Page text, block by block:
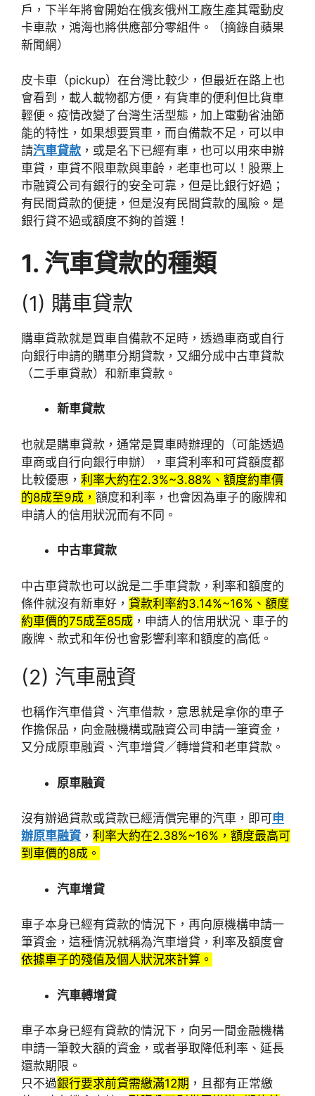
戶，下半年將會開始在俄亥俄州工廠生產其電動皮
卡車款，鴻海也將供應部分零組件。（摘錄自蘋果
新聞網）
皮卡車（pickup）在台灣比較少，但最近在路上也
會看到，載人載物都方便，有貨車的便利但比貨車
輕便。疫情改變了台灣生活型態，加上電動省油節
能的特性，如果想要買車，而自備款不足，可以申
請汽車貸款 ，或是名下已經有車，也可以用來申辦
車貸，車貸不限車款與車齡，老車也可以！股票上
市融資公司有銀行的安全可靠，但是比銀行好過；
有民間貸款的便捷，但是沒有民間貸款的風險。是
銀行貸不過或額度不夠的首選！
1. 汽車貸款的種類
(1) 購車貸款
購車貸款就是買車自備款不足時，透過車商或自行
向銀行申請的購車分期貸款，又細分成中古車貸款
（二手車貸款）和新車貸款。
新車貸款
也就是購車貸款，通常是買車時辦理的（可能透過
車商或自行向銀行申辦），車貸利率和可貸額度都
比較優惠， 利率大約在2.3%~3.88%、額度約車價
的8成至9成， 額度和利率，也會因為車子的廠牌和
申請人的信用狀況而有不同。
中古車貸款
中古車貸款也可以說是二手車貸款，利率和額度的
條件就沒有新車好， 貸款利率約3.14%~16%、額度
約車價的75成至85成 ，申請人的信用狀況、車子的
廠牌、款式和年份也會影響利率和額度的高低。
(2) 汽車融資
也稱作汽車借貸、汽車借款，意思就是拿你的車子
作擔保品，向金融機構或融資公司申請一筆資金，
又分成原車融資、汽車增貸／轉增貸和老車貸款。
原車融資
沒有辦過貸款或貸款已經清償完畢的汽車，即可申
辦原車融資， 利率大約在2.38%~16%，額度最高可
到車價的8成。
汽車增貸
車子本身已經有貸款的情況下，再向原機構申請一
筆資金，這種情況就稱為汽車增貸，利率及額度會
依據車子的殘值及個人狀況來計算。
汽車轉增貸
車子本身已經有貸款的情況下，向另一間金融機構
申請一筆較大額的資金，或者爭取降低利率、延長
還款期限。
只不過銀行要求前貸需繳滿12期 ，且都有正常繳